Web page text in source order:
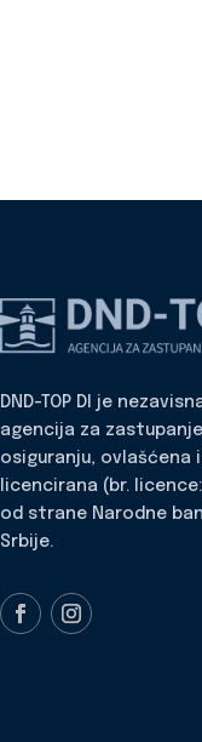
DND-TOP DI je
agencija za
osiguranju, ovlašćena i
licencirana (br.
od strane Narodne
Srbije.